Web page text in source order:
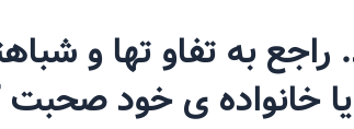
به تفاو تها و
خانواده ی خود صحبت